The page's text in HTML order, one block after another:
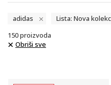
adidas
Lista: Nova
150proizvoda
Obriši sve